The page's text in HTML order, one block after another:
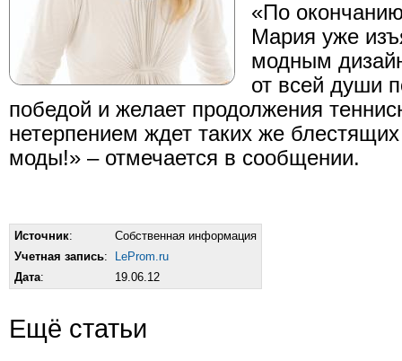
«По
Мария уже
модным
от всей души
победой и желает продолжения
нетерпением ждет таких же
моды!» – отмечается в сообщении.
Источник:
Собственная информация
Учетная запись:
LeProm.ru
Дата: 19.06.12
Ещё статьи